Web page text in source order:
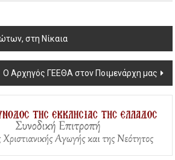
στη Νίκαια
Ο Αρχηγός ΓΕΕΘΑ στον Ποιμενάρχη μας